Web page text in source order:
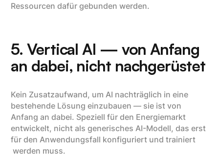
Ressourcen dafür gebunden werden.
5. Vertical AI — von Anfang
an dabei, nicht nachgerüstet
Kein Zusatzaufwand, um AI nachträglich in eine
bestehende Lösung einzubauen — sie ist von
Anfang an dabei. Speziell für den Energiemarkt
entwickelt, nicht als generisches AI-Modell, das erst
für den Anwendungsfall konfiguriert und trainiert
werden muss.